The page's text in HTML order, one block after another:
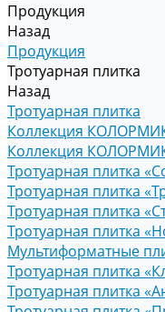
Продукция
Назад
Продукция
Тротуарная плитка
Назад
Тротуарная плитка
Коллекция
Коллекция
Тротуарная плитка
Тротуарная плитка
Тротуарная плитка
Тротуарная плитка
Мультиформатные
Тротуарная плитка
Тротуарная плитка